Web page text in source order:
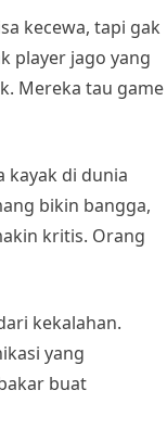
kecewa, tapi gak
player jago yang
Mereka tau game
kayak di dunia
bikin bangga,
kritis. Orang
kekalahan.
yang
buat